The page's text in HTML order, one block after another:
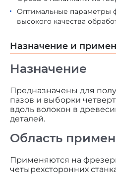
Оптимальные параметры
высокого качества
Назначение и
Назначение
Предназначены для
пазов и выборки
вдоль волокон в
деталей.
Область
Применяются на
четырехсторонних